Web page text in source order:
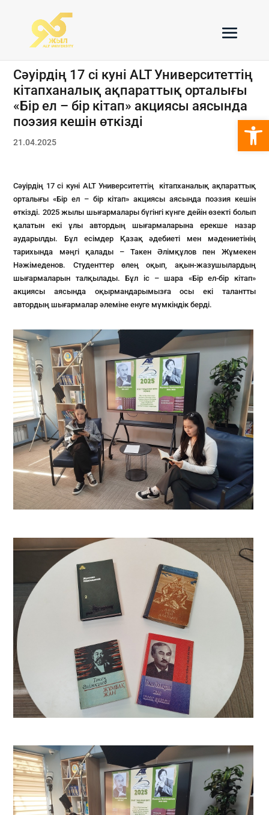
Сәуірдің 17 сі куні ALT Университеттің
кітапханалық ақпараттық орталығы
«Бір ел – бір кітап» акциясы аясында
поэзия кешін өткізді
21.04.2025
Сәуірдің 17 сі куні ALT Университеттің кітапханалық ақпараттық
орталығы «Бір ел – бір кітап» акциясы аясында поэзия кешін
өткізді. 2025 жылы шығармалары бүгінгі күнге дейін өзекті болып
қалатын екі ұлы автордың шығармаларына ерекше назар
аударылды. Бұл есімдер Қазақ әдебиеті мен мәдениетінің
тарихында мәңгі қалады – Такен Әлімқұлов пен Жұмекен
Нәжімеденов. Студенттер өлең оқып, ақын-жазушылардың
шығармаларын талқылады. Бұл іс – шара «Бір ел-бір кітап»
акциясы аясында оқырмандарымызға осы екі талантты
автордың шығармалар әлеміне енуге мүмкіндік берді.